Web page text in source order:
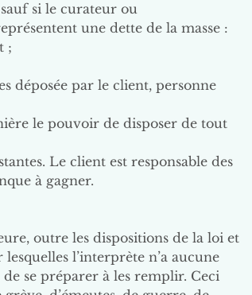
si le curateur ou
une dette de la masse :
;
déposée par le client, personne
le pouvoir de disposer de tout
Le client est responsable des
à gagner.
outre les dispositions de la loi et
l’interprète n’a aucune
se préparer à les remplir. Ceci